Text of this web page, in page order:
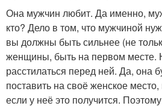
Она мужчин любит. Да именно,
кто? Дело в том, что мужчиной
вы должны быть сильнее (не
женщины, быть на первом месте.
расстилаться перед ней. Да, она
поставить на своё женское
если у неё это получится.